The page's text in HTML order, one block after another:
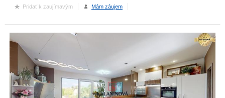
Pridať k zaujímavým Mám záujem